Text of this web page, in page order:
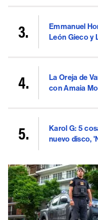
Emmanuel
León Gieco y
La Oreja de
con Amaia
Karol G: 5
nuevo disco,